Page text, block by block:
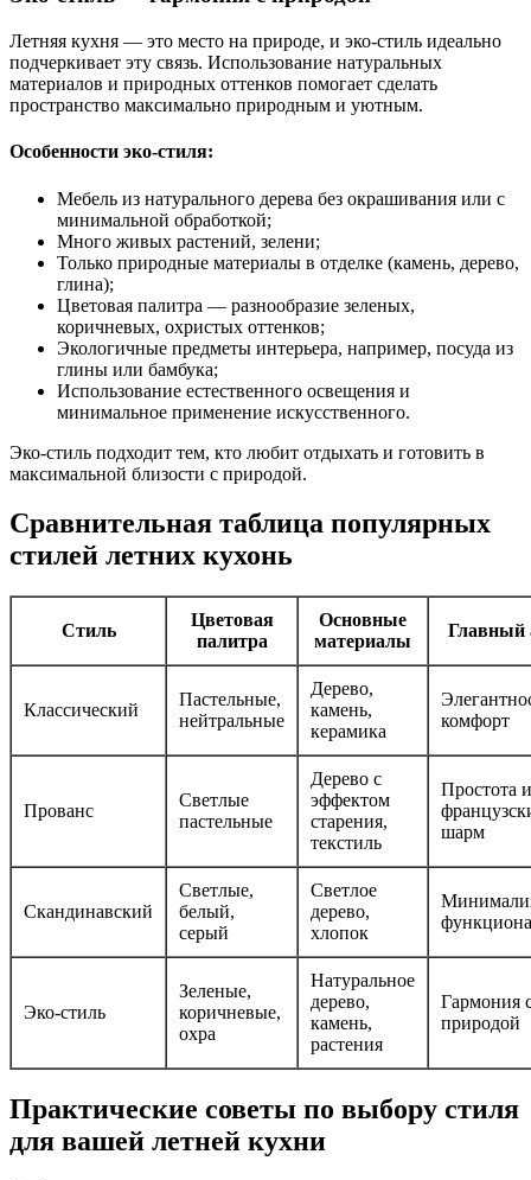
Летняя кухня — это место на природе, и эко-стиль идеально
подчеркивает эту связь. Использование натуральных
материалов и природных оттенков помогает сделать
пространство максимально природным и уютным.
Особенности эко-стиля:
Мебель из натурального дерева без окрашивания или с
минимальной обработкой;
Много живых растений, зелени;
Только природные материалы в отделке (камень, дерево,
глина);
Цветовая палитра — разнообразие зеленых,
коричневых, охристых оттенков;
Экологичные предметы интерьера, например, посуда из
глины или бамбука;
Использование естественного освещения и
минимальное применение искусственного.
Эко-стиль подходит тем, кто любит отдыхать и готовить в
максимальной близости с природой.
Сравнительная таблица популярных
стилей летних кухонь
Стиль
Цветовая
палитра
Основные
материалы
Главный
Классический
Пастельные,
нейтральные
Дерево,
камень,
керамика
комфорт
Прованс
Светлые
пастельные
Дерево с
эффектом
старения,
текстиль
Простота и
шарм
Скандинавский
Светлые,
белый,
серый
Светлое
дерево,
хлопок
Эко-стиль
Зеленые,
коричневые,
охра
Натуральное
дерево,
камень,
растения
Гармония
природой
Практические советы по выбору стиля
для вашей летней кухни